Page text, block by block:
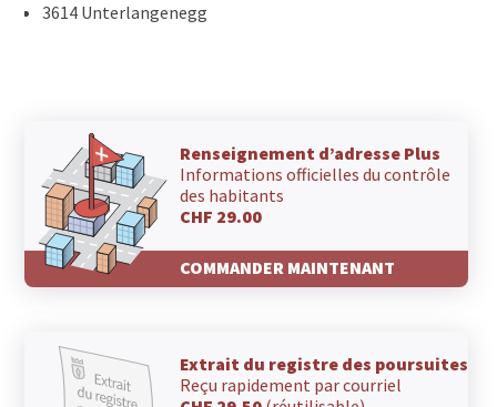
3614 Unterlangenegg
Renseignement d’adresse Plus
Informations officielles du contrôle
des habitants
CHF 29.00
COMMANDER MAINTENANT
Extrait du registre des poursuites
Reçu rapidement par courriel